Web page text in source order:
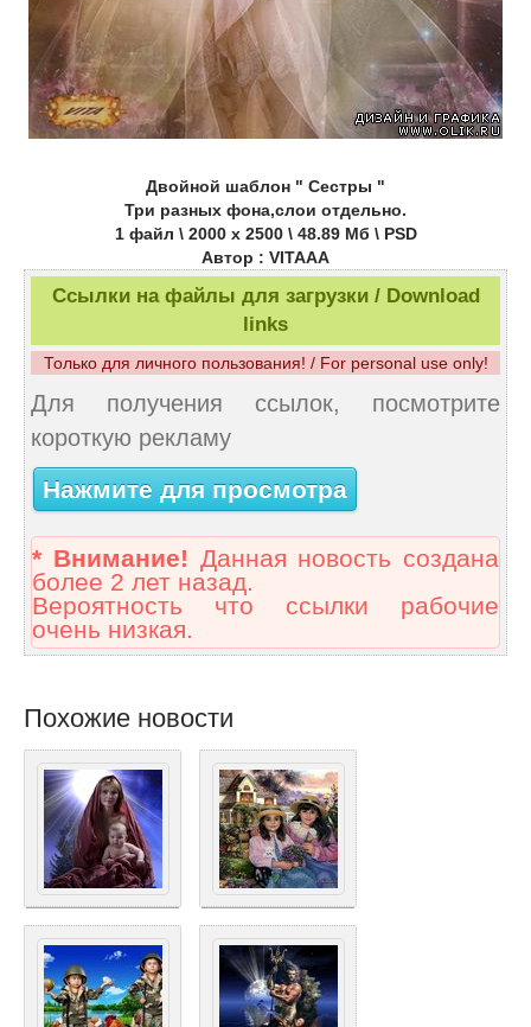
Двойной шаблон " Сестры "
Три разных фона,слои отдельно.
1 файл \ 2000 х 2500 \ 48.89 Мб \ PSD
Автор : VITAAA
Ссылки на файлы для загрузки / Download
links
Только для личного пользования! / For personal use only!
Для получения ссылок, посмотрите
короткую рекламу
Нажмите для просмотра
* Внимание! Данная новость создана
более 2 лет назад.
Вероятность что ссылки рабочие
очень низкая.
Похожие новости